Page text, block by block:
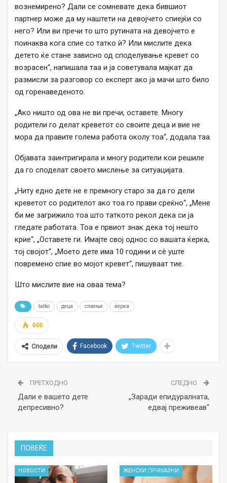
вознемирено? Дали се сомневате дека бившиот
партнер може да му наштети на девојчето спиејќи со
него? Или ви пречи то што рутината на девојчето е
поинаква кога спие со татко ѝ? Или мислите дека
детето ќе стане зависно од споделување кревет со
возрасен“, напишала таа и ја советувала мајкат да
размисли за разговор со експерт ако ја мачи што било
од горенаведеното.
„Ако ништо од ова не ви пречи, оставете. Многу
родители го делат креветот со своите деца и вие не
мора да правите голема работа околу тоа“, додала таа.
Објавата заинтригирала и многу родители кои решиле
да го споделат своето мислење за ситуацијата.
„Ниту едно дете не е премногу старо за да го дели
креветот со родителот ако тоа го прави среќно“, „Мене
би ме загрижило тоа што таткото рекол дека си ја
гледате работата. Тоа е првиот знак дека тој нешто
крие“, „Оставете ги. Имајте свој однос со вашата ќерка,
тој својот“, „Моето дете има 10 години и сè уште
повремено спие во мојот кревет“, пишуваат тие.
Што мислите вие на оваа тема?
tatko деца спиење ќерка
606
Сподели Facebook Twitter
ПРЕТХОДНО
Дали е вашето дете
депресивно?
СЛЕДНО
„Заради епидуралната,
едвај преживеав“
ПОВЕЌЕ
НОВОСТИ ЖЕНСКИ ПРИКАЗНИ